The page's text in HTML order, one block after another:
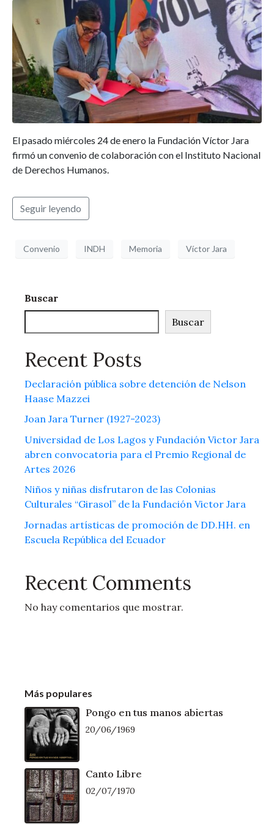
El pasado miércoles 24 de enero la Fundación Víctor Jara
firmó un convenio de colaboración con el Instituto Nacional
de Derechos Humanos.
Seguir leyendo
Convenio INDH Memoria Víctor Jara
Buscar
Buscar
Recent Posts
Declaración pública sobre detención de Nelson
Haase Mazzei
Joan Jara Turner (1927-2023)
Universidad de Los Lagos y Fundación Victor Jara
abren convocatoria para el Premio Regional de
Artes 2026
Niños y niñas disfrutaron de las Colonias
Culturales “Girasol” de la Fundación Victor Jara
Jornadas artísticas de promoción de DD.HH. en
Escuela República del Ecuador
Recent Comments
No hay comentarios que mostrar.
Más populares
Pongo en tus manos abiertas
20/06/1969
Canto Libre
02/07/1970